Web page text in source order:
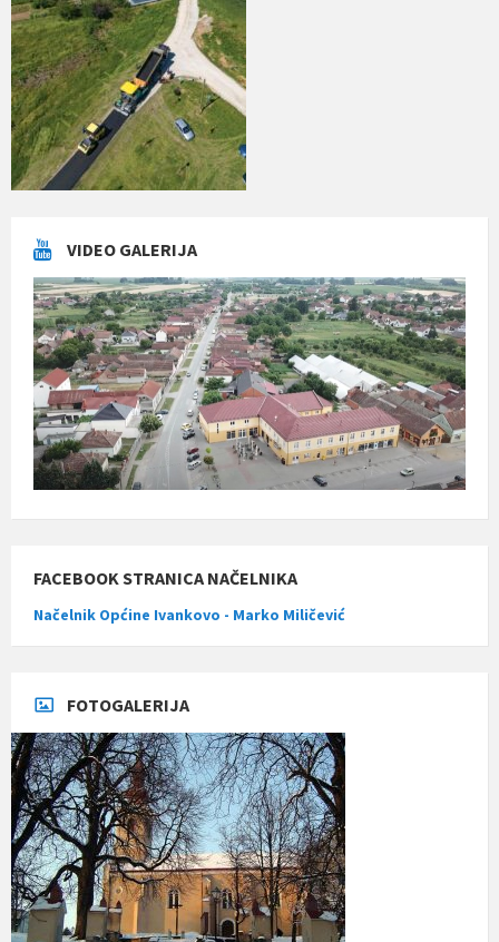
VIDEO GALERIJA
FACEBOOK STRANICA NAČELNIKA
Načelnik Općine Ivankovo - Marko Miličević
FOTOGALERIJA